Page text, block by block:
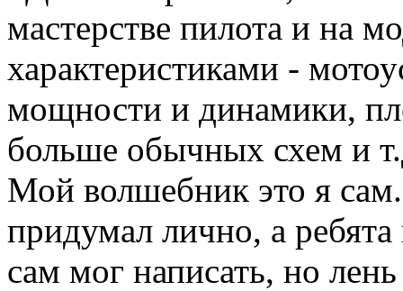
мастерстве пилота и на
характеристиками -
мощности и динамики,
больше обычных схем и
Мой волшебник это я
придумал лично, а
сам мог написать, но